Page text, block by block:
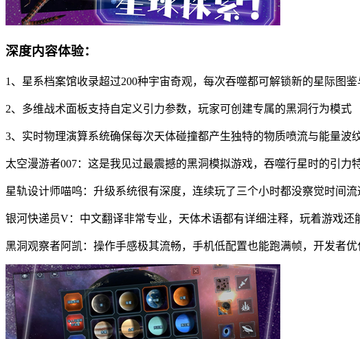
深度内容体验：
1、星系档案馆收录超过200种宇宙奇观，每次吞噬都可解锁新的星际图
2、多维战术面板支持自定义引力参数，玩家可创建专属的黑洞行为模式
3、实时物理演算系统确保每次天体碰撞都产生独特的物质喷流与能量波
太空漫游者007：这是我见过最震撼的黑洞模拟游戏，吞噬行星时的引力
星轨设计师喵呜：升级系统很有深度，连续玩了三个小时都没察觉时间
银河快递员V：中文翻译非常专业，天体术语都有详细注释，玩着游戏还
黑洞观察者阿凯：操作手感极其流畅，手机低配置也能跑满帧，开发者优